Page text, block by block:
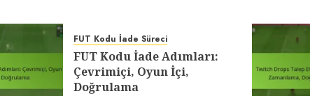
FUT Kodu İade Süreci
FUT Kodu İade Adımları:
Çevrimiçi, Oyun İçi,
Doğrulama